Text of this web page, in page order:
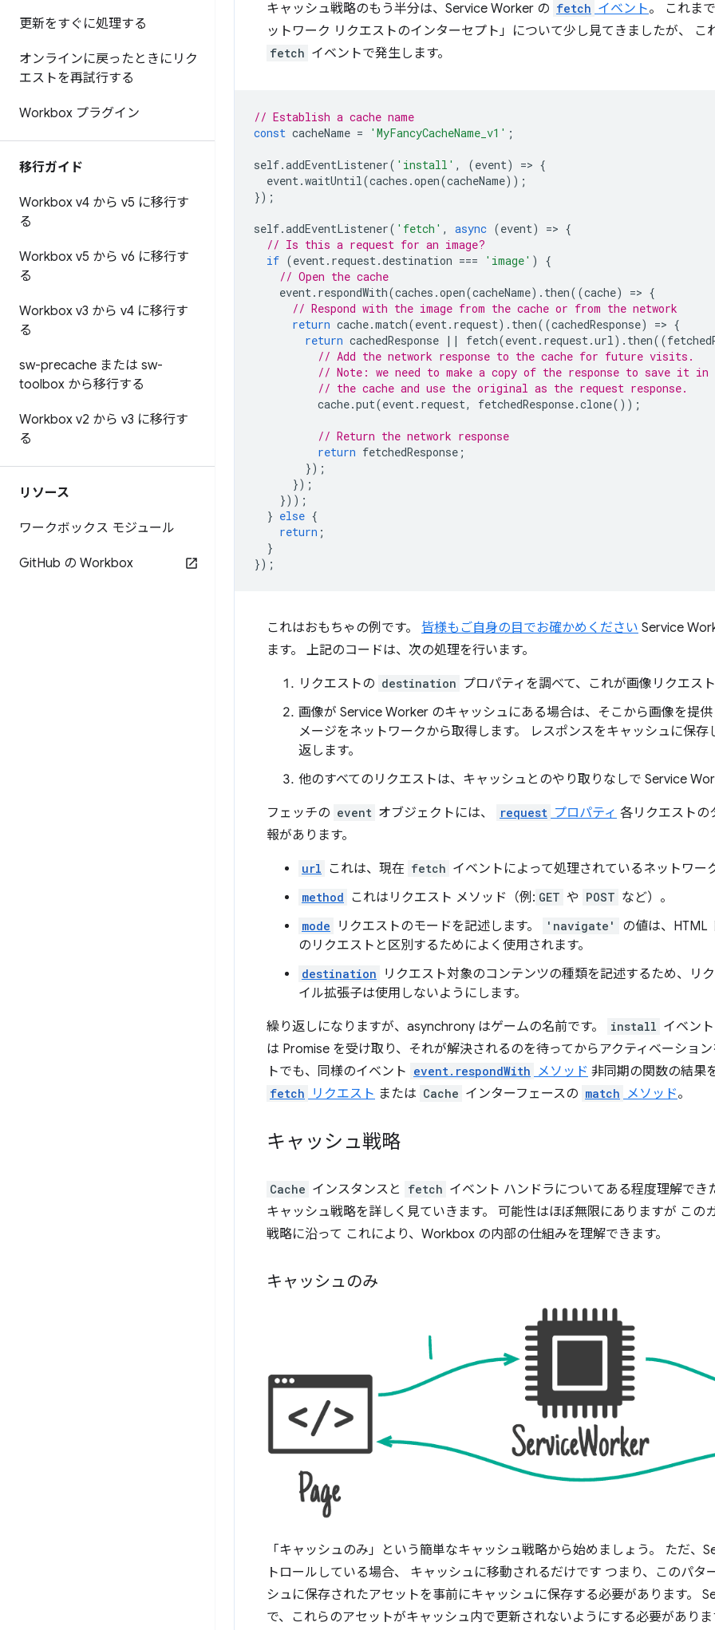
更新をすぐに処理する
オンラインに戻ったときにリク
エストを再試行する
Workbox プラグイン
移行ガイド
Workbox v4 から v5 に移行す
る
Workbox v5 から v6 に移行す
る
Workbox v3 から v4 に移行す
る
sw-precache または sw-
toolbox から移行する
Workbox v2 から v3 に移行す
る
リソース
ワークボックス モジュール
GitHub の Workbox
キャッシュ戦略のもう半分は、Service Worker の fetch イベント。 これま
ットワーク リクエストのインターセプト」について少し見てきましたが、 こ
fetch イベントで発生します。
// Establish a cache name
const cacheName = 'MyFancyCacheName_v1' ;
self.addEventListener( 'install' , (event) => {
event.waitUntil(caches .open(cacheName));
});
self.addEventListener( 'fetch' , async (event) => {
// Is this a request for an image?
if (event. request.destination === 'image' )
{
// Open the cache
event. respondWith(caches .open(cacheName). then((cache) => {
// Respond with the image from the cache or from the network
return cache.match(event. request). then((cachedResponse) => {
return cachedResponse || fetch(event. request.url). then((
// Add the network response to the cache for future visits.
// Note: we need to make a copy of the response to save it in
// the cache and use the original as the request response.
cache.put(event. request, fetchedResponse.clone());
// Return the network response
return fetchedResponse ;
});
});
}));
} else {
return ;
}
});
これはおもちゃの例です。 皆様もご自身の目でお確かめください Service
ます。 上記のコードは、次の処理を行います。
リクエストの destination プロパティを調べて、これが画像リクエス
画像が Service Worker のキャッシュにある場合は、そこから画像を提
メージをネットワークから取得します。 レスポンスをキャッシュに保
返します。
他のすべてのリクエストは、キャッシュとのやり取りなしで Service
フェッチの event オブジェクトには、 request プロパティ 各リクエストの
報があります。
url これは、現在 fetch イベントによって処理されているネットワー
method これはリクエスト メソッド（例: GET や POST など）。
mode リクエストのモードを記述します。 'navigate'
の値は、HTML
のリクエストと区別するためによく使用されます。
destination
リクエスト対象のコンテンツの種類を記述するため、リ
イル拡張子は使用しないようにします。
繰り返しになりますが、asynchrony はゲームの名前です。 install イベン
は Promise を受け取り、それが解決されるのを待ってからアクティベーション
トでも、同様のイベント event.respondWith メソッド 非同期の関数の結果
fetch リクエスト または Cache インターフェースの match メソッド。
キャッシュ戦略
Cache インスタンスと fetch イベント ハンドラについてある程度理解でき
キャッシュ戦略を詳しく見ていきます。 可能性はほぼ無限にありますが この
戦略に沿って これにより、Workbox の内部の仕組みを理解できます。
キャッシュのみ
「キャッシュのみ」という簡単なキャッシュ戦略から始めましょう。 ただ、
トロールしている場合、 キャッシュに移動されるだけです つまり、このパタ
シュに保存されたアセットを事前にキャッシュに保存する必要があります。
で、これらのアセットがキャッシュ内で更新されないようにする必要がありま